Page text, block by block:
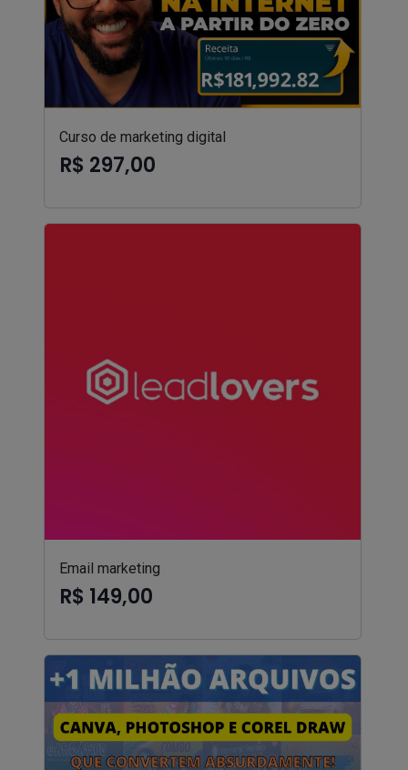
Curso de marketing digital
R$ 297,00
Email marketing
R$ 149,00